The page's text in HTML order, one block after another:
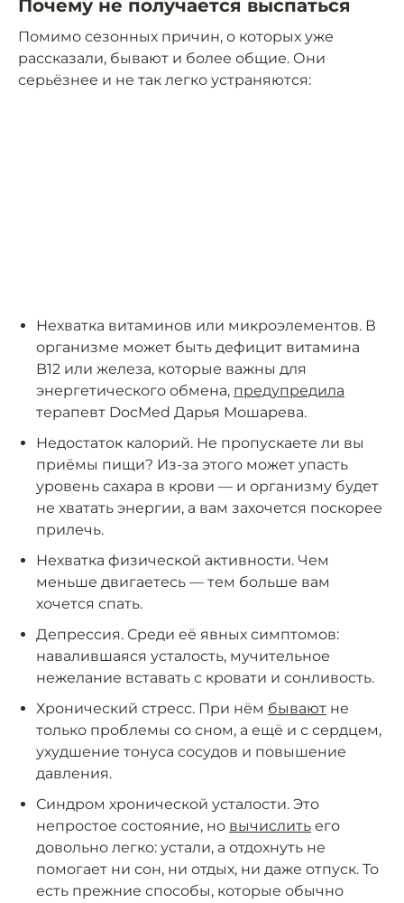
Почему не получается выспаться
Помимо сезонных причин, о которых уже
рассказали, бывают и более общие. Они
серьёзнее и не так легко устраняются:
Нехватка витаминов или микроэлементов. В
организме может быть дефицит витамина
B12 или железа, которые важны для
энергетического обмена, предупредила
терапевт DocMed Дарья Мошарева.
Недостаток калорий. Не пропускаете ли вы
приёмы пищи? Из-за этого может упасть
уровень сахара в крови — и организму будет
не хватать энергии, а вам захочется поскорее
прилечь.
Нехватка физической активности. Чем
меньше двигаетесь — тем больше вам
хочется спать.
Депрессия. Среди её явных симптомов:
навалившаяся усталость, мучительное
нежелание вставать с кровати и сонливость.
Хронический стресс. При нём бывают не
только проблемы со сном, а ещё и с сердцем,
ухудшение тонуса сосудов и повышение
давления.
Синдром хронической усталости. Это
непростое состояние, но вычислить его
довольно легко: устали, а отдохнуть не
помогает ни сон, ни отдых, ни даже отпуск. То
есть прежние способы, которые обычно